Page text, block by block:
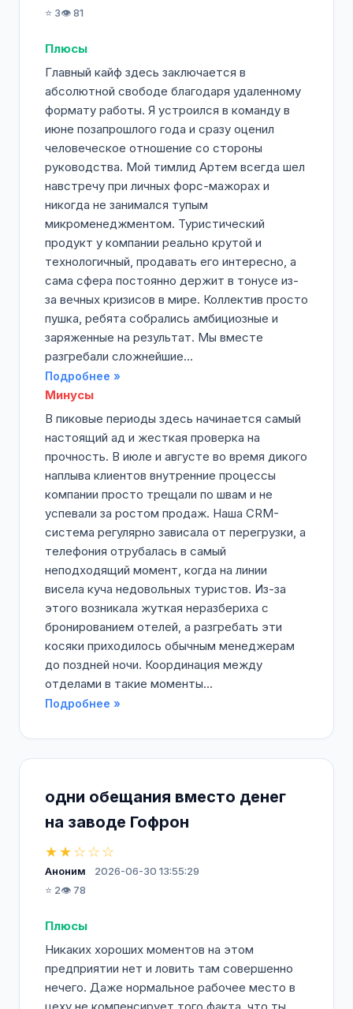
⭐ 3👁️ 81
Плюсы
Главный кайф здесь заключается в
абсолютной свободе благодаря удаленному
формату работы. Я устроился в команду в
июне позапрошлого года и сразу оценил
человеческое отношение со стороны
руководства. Мой тимлид Артем всегда шел
навстречу при личных форс-мажорах и
никогда не занимался тупым
микроменеджментом. Туристический
продукт у компании реально крутой и
технологичный, продавать его интересно, а
сама сфера постоянно держит в тонусе из-
за вечных кризисов в мире. Коллектив просто
пушка, ребята собрались амбициозные и
заряженные на результат. Мы вместе
разгребали сложнейшие...
Подробнее »
Минусы
В пиковые периоды здесь начинается самый
настоящий ад и жесткая проверка на
прочность. В июле и августе во время дикого
наплыва клиентов внутренние процессы
компании просто трещали по швам и не
успевали за ростом продаж. Наша CRM-
система регулярно зависала от перегрузки, а
телефония отрубалась в самый
неподходящий момент, когда на линии
висела куча недовольных туристов. Из-за
этого возникала жуткая неразбериха с
бронированием отелей, а разгребать эти
косяки приходилось обычным менеджерам
до поздней ночи. Координация между
отделами в такие моменты...
Подробнее »
одни обещания вместо денег
на заводе Гофрон
★★☆☆☆
Аноним
2026-06-30 13:55:29
⭐ 2👁️ 78
Плюсы
Никаких хороших моментов на этом
предприятии нет и ловить там совершенно
нечего. Даже нормальное рабочее место в